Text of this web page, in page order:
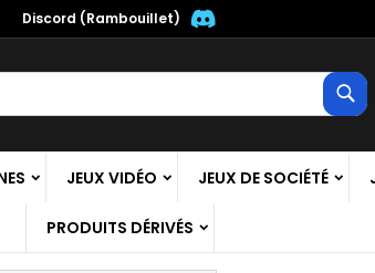
Discord (Rambouillet)
JEUX VIDÉO JEUX DE SOCIÉTÉ
PRODUITS DÉRIVÉS
×
liste
d'envies ××
pour ajouter des produits à votre liste